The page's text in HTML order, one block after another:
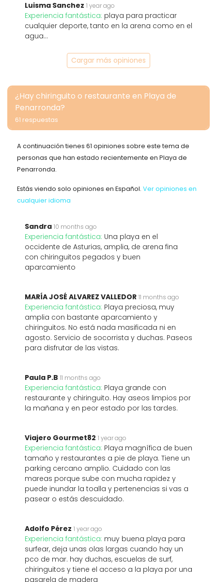
Luisma Sanchez 1 year ago
Experiencia fantástica: playa para practicar
cualquier deporte, tanto en la arena como en el
agua...
Cargar más opiniones
¿Hay chiringuito o restaurante en Playa de
Penarronda?
61 respuestas
A continuación tienes 61 opiniones sobre este tema de
personas que han estado recientemente en Playa de
Penarronda.
Estás viendo solo opiniones en Español. Ver opiniones en
cualquier idioma
Sandra 10 months ago
Experiencia fantástica: Una playa en el
occidente de Asturias, amplia, de arena fina
con chiringuitos pegados y buen
aparcamiento
MARÍA JOSÉ ALVAREZ VALLEDOR 11 months ago
Experiencia fantástica: Playa preciosa, muy
amplia con bastante aparcamiento y
chiringuitos. No está nada masificada ni en
agosto. Servicio de socorrista y duchas. Paseos
para disfrutar de las vistas.
Paula P.B 11 months ago
Experiencia fantástica: Playa grande con
restaurante y chiringuito. Hay aseos limpios por
la mañana y en peor estado por las tardes.
Viajero Gourmet82 1 year ago
Experiencia fantástica: Playa magnífica de buen
tamaño y restaurantes a pie de playa. Tiene un
parking cercano amplio. Cuidado con las
mareas porque sube con mucha rapidez y
puede inundar la toalla y pertenencias si vas a
pasear o estás descuidado.
Adolfo Pérez 1 year ago
Experiencia fantástica: muy buena playa para
surfear, deja unas olas largas cuando hay un
pco de mar. hay duchas, escuelas de surf,
chiringuitos y tiene el acceso a la playa por una
pasarela de madera